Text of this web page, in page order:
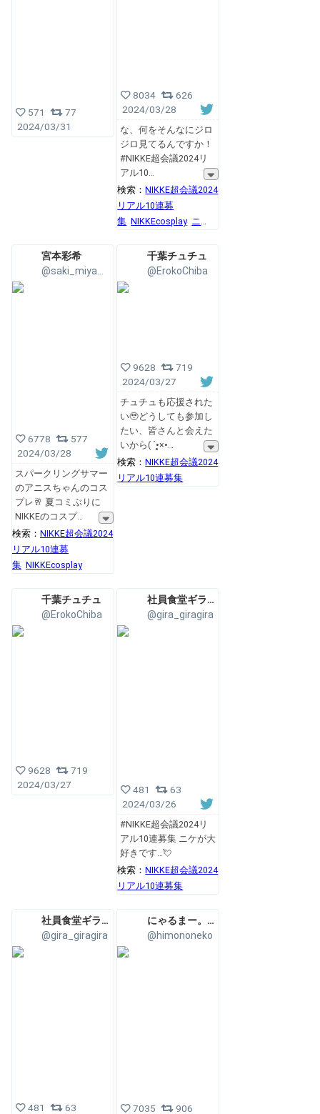
571
77
2024/03/31
8034
626
2024/03/28
な、何をそんなにジロ
ジロ見てるんですか！
#NIKKE超会議2024リ
アル10
検索：NIKKE超会議2024
リアル10連募
集 NIKKEcosplay ニ
宮本彩希
@saki_miyamoto
6778
577
2024/03/28
スパークリングサマー
のアニスちゃんのコス
プレ🥂 夏コミぶりに
NIKKEのコスプ
検索： NIKKE超会議2024
リアル10連募
集 NIKKEcosplay
千葉チュチュ
@ErokoChiba
9628
719
2024/03/27
チュチュも応援された
い🥹どうしても参加し
たい、皆さんと会えた
いから( ´•̥×•
検索：NIKKE超会議2024
リアル10連募集
千葉チュチュ
@ErokoChiba
9628
719
2024/03/27
社員食堂ギラギラ💕新刊通販中
@gira_giragira
481
63
2024/03/26
#NIKKE超会議2024リ
アル10連募集 ニケが大
好きです…💘
検索：NIKKE超会議2024
リアル10連募集
社員食堂ギラギラ💕新刊通販中
@gira_giragira
481 63
にゃるまー。🦊Nyarumaa.
@himononeko
7035 906